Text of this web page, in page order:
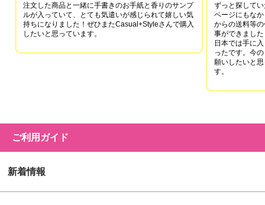
注文した商品と一緒に手書きのお手紙と香りのサンプ
ルが入っていて、とても気遣いが感じられて嬉しい気
持ちになりました！ぜひまたCasual+Styleさんで購入
したいと思っています。
ずっと探して
ページにもな
からの送料等
事ができました
日本では手に
ったです。今
願いしたいと
す。
ご利用ガイド
新着情報